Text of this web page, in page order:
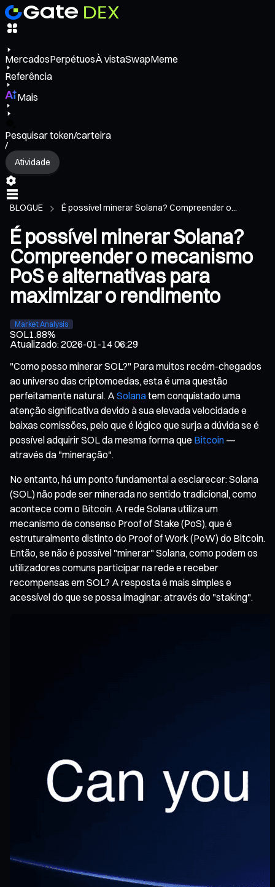
MercadosPerpétuosÀ vistaSwapMeme
Referência
Mais
Pesquisar token/carteira
/
Atividade
BLOGUE É possível minerar Solana? Compreender o...
É possível minerar Solana?
Compreender o mecanismo
PoS e alternativas para
maximizar o rendimento
Market Analysis
SOL1.88%
Atualizado:2026-01-14 06:29
"Como posso minerar SOL?" Para muitos recém-chegados
ao universo das criptomoedas, esta é uma questão
perfeitamente natural. A Solanatem conquistado uma
atenção significativa devido à sua elevada velocidade e
baixas comissões, pelo que é lógico que surja a dúvida se é
possível adquirir SOL da mesma forma que Bitcoin —
através da "mineração".
No entanto, há um ponto fundamental a esclarecer: Solana
(SOL) não pode ser minerada no sentido tradicional, como
acontece com o Bitcoin. A rede Solana utiliza um
mecanismo de consenso Proof of Stake (PoS), que é
estruturalmente distinto do Proof of Work (PoW) do Bitcoin.
Então, se não é possível "minerar" Solana, como podem os
utilizadores comuns participar na rede e receber
recompensas em SOL? A resposta é mais simples e
acessível do que se possa imaginar: através do "staking".